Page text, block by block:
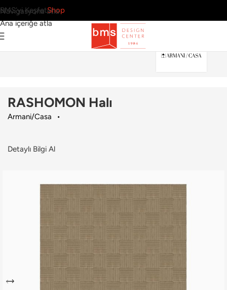
Navigasyona atla
Ana içeriğe atla
BMS’yi KeşfetShop
Armani/Casa›RASHOMON Halı
RASHOMON Halı
Armani/Casa
Detaylı Bilgi Al